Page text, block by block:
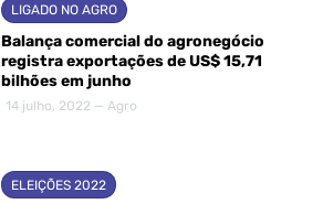
LIGADO NO AGRO
Balança comercial do agronegócio
registra exportações de US$ 15,71
bilhões em junho
14 julho, 2022 — Agro
ELEIÇÕES 2022